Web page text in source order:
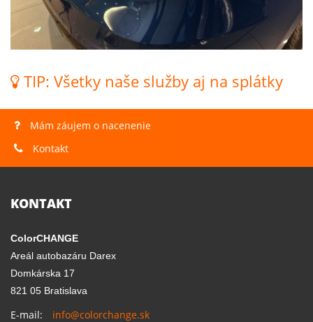
TIP: Všetky naše služby aj na splátky
Mám záujem o nacenenie
Kontakt
KONTAKT
ColorCHANGE
Areál autobazáru Darex
Domkárska 17
821 05 Bratislava
E-mail:
info@colorchange.sk